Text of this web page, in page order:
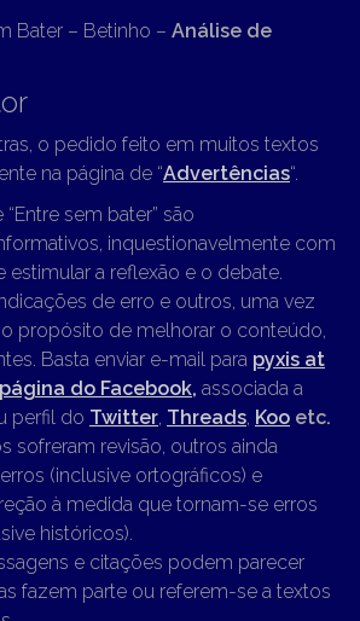
Bater – Betinho – Análise de
o pedido feito em muitos textos
na página de “Advertências“.
sem bater” são
inquestionavelmente com
estimular a reflexão e o debate.
de erro e outros, uma vez
propósito de melhorar o conteúdo,
Basta enviar e-mail para pyxis at
página do Facebook, associada a
perfil do Twitter, Threads, Koo etc.
sofreram revisão, outros ainda
(inclusive ortográficos) e
à medida que tornam-se erros
históricos).
e citações podem parecer
fazem parte ou referem-se a textos